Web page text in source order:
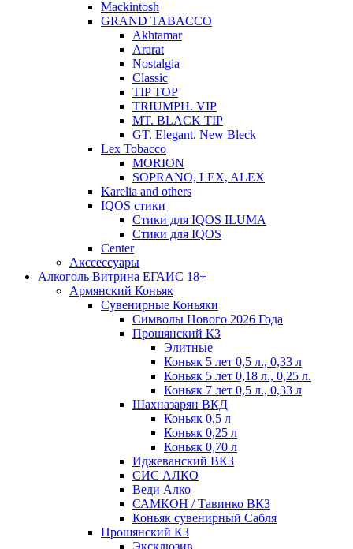
Mackintosh
GRAND TABACCO
Akhtamar
Ararat
Nostalgia
Classic
TIP TOP
TRIUMPH. VIP
MT. BLACK TIP
GT. Elegant. New Bleck
Lex Tobacco
MORION
SOPRANO, LEX, ALEX
Karelia and others
IQOS стики
Стики для IQOS ILUMA
Стики для IQOS
Сenter
Акссессуары
Алкоголь Витрина ЕГАИС 18+
Армянский Коньяк
Сувенирные Коньяки
Символы Нового 2026 Года
Прошянский КЗ
Элитные
Коньяк 5 лет 0,5 л., 0,33 л
Коньяк 5 лет 0,18 л., 0,25 л.
Коньяк 7 лет 0,5 л., 0,33 л
Шахназарян ВКД
Коньяк 0,5 л
Коньяк 0,25 л
Коньяк 0,70 л
Иджеванский ВКЗ
СИС АЛКО
Веди Алко
САМКОН / Тавинко ВКЗ
Коньяк сувенирный Сабля
Прошянский КЗ
Эксклюзив